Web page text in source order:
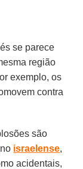
se parece
região
exemplo, os
contra
são
israelense,
acidentais,